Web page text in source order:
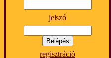
jelszó
regisztráció